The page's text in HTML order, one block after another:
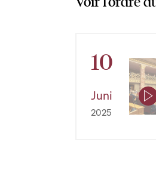
10
Juni
2025